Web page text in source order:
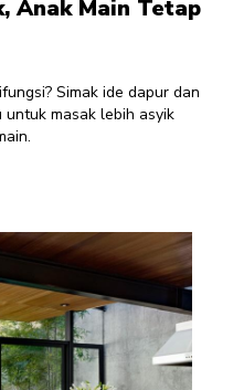
Anak Main Tetap
Simak ide dapur dan
masak lebih asyik